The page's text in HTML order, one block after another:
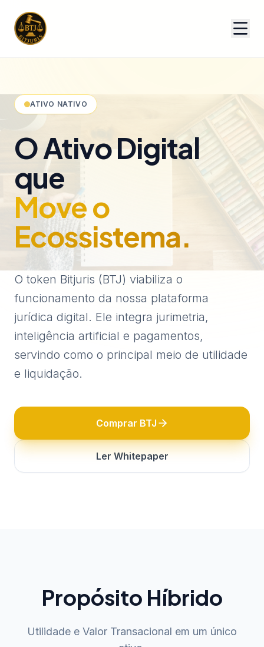
Entrar
Crie Sua Conta
ATIVO NATIVO
O Ativo Digital
que
Move o
Ecossistema.
O token Bitjuris (BTJ) viabiliza o
funcionamento da nossa plataforma
jurídica digital. Ele integra jurimetria,
inteligência artificial e pagamentos,
servindo como o principal meio de utilidade
e liquidação.
Comprar BTJ
Ler Whitepaper
Propósito Híbrido
Utilidade e Valor Transacional em um único